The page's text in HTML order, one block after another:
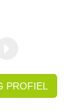
PROFIEL